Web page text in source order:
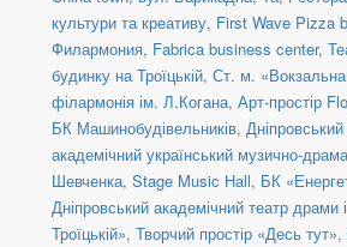
культури та креативу, First Wave Pizza
Филармония, Fabrica business center,
будинку на Троїцькій, Ст. м.
філармонія ім. Л.Когана, Арт-простір
БК Машинобудівельників,
академічний український музично-
Шевченка, Stage Music Hall, БК
Дніпровський академічний театр драми
Троїцькій», Творчий простір «Десь тут»,